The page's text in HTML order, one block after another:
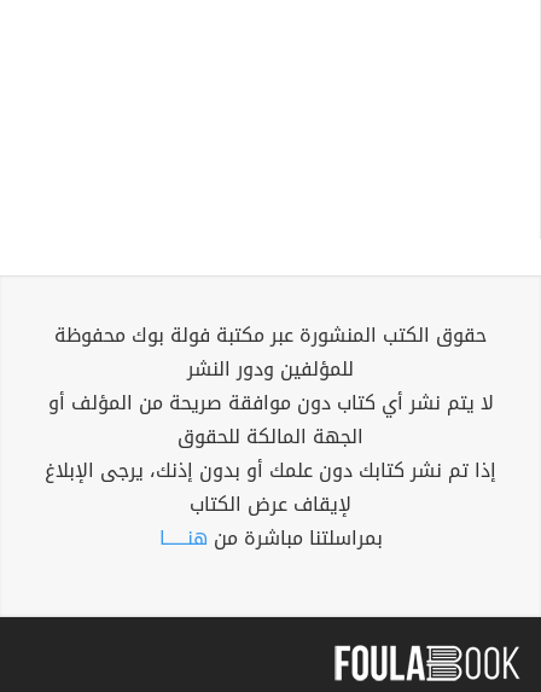
حقوق الكتب المنشورة عبر مكتبة فولة بوك محفوظة
للمؤلفين ودور النشر
لا يتم نشر أي كتاب دون موافقة صريحة من المؤلف أو
الجهة المالكة للحقوق
إذا تم نشر كتابك دون علمك أو بدون إذنك، يرجى الإبلاغ
لإيقاف عرض الكتاب
بمراسلتنا مباشرة من هنــــــا